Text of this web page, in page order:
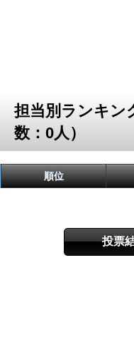
担当別ランキン
数：0人）
順位
投票